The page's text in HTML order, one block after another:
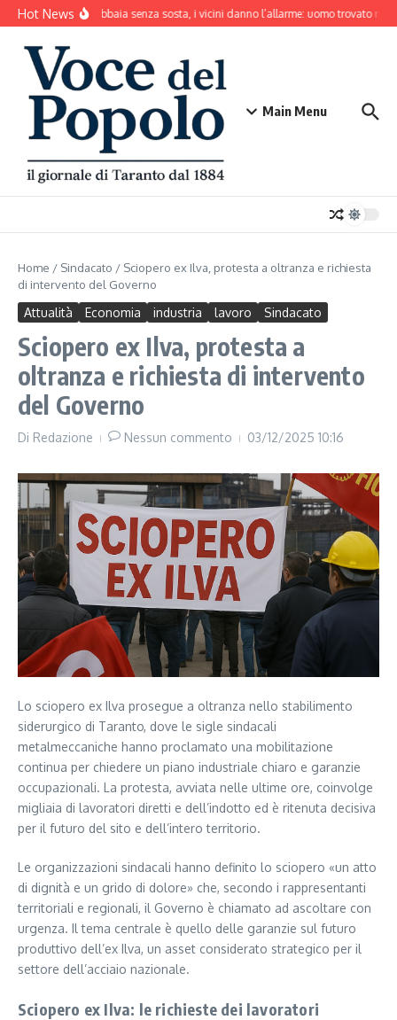
Salta al contenuto
Hot NewsIl cane abbaia senza sosta, i vicini danno l’allarme: uomo trovato
Main Menu
Home / Sindacato / Sciopero ex Ilva, protesta a oltranza e richiesta
di intervento del Governo
Attualità Economia industria lavoro Sindacato
Sciopero ex Ilva, protesta a
oltranza e richiesta di intervento
del Governo
Di Redazione Nessun commento 03/12/2025 10:16
Lo sciopero ex Ilva prosegue a oltranza nello stabilimento
siderurgico di Taranto, dove le sigle sindacali
metalmeccaniche hanno proclamato una mobilitazione
continua per chiedere un piano industriale chiaro e garanzie
occupazionali. La protesta, avviata nelle ultime ore, coinvolge
migliaia di lavoratori diretti e dell’indotto ed è ritenuta decisiva
per il futuro del sito e dell’intero territorio.
Le organizzazioni sindacali hanno definito lo sciopero «un atto
di dignità e un grido di dolore» che, secondo i rappresentanti
territoriali e regionali, il Governo è chiamato ad ascoltare con
urgenza. Il tema centrale è quello delle garanzie sul futuro
produttivo dell’ex Ilva, un asset considerato strategico per il
settore dell’acciaio nazionale.
Sciopero ex Ilva: le richieste dei lavoratori